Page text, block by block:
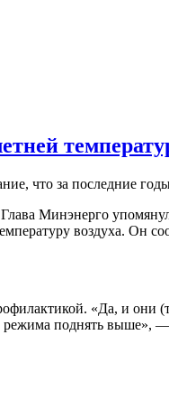
за последние годы
Минэнерго
воздуха. Он
«Да, и
режима поднять выше»,